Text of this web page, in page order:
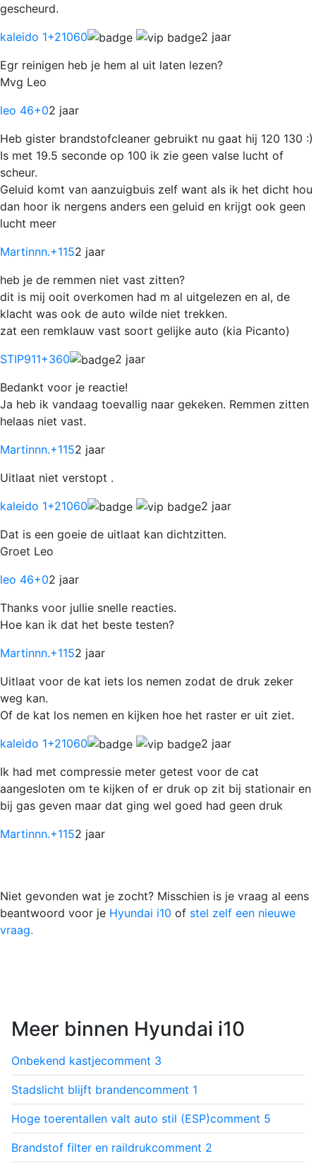
gescheurd.
kaleido 1+21060
2 jaar
Egr reinigen heb je hem al uit laten lezen?
Mvg Leo
leo 46+02 jaar
Heb gister brandstofcleaner gebruikt nu gaat hij 120 130 :)
Is met 19.5 seconde op 100 ik zie geen valse lucht of
scheur.
Geluid komt van aanzuigbuis zelf want als ik het dicht hou
dan hoor ik nergens anders een geluid en krijgt ook geen
lucht meer
Martinnn.+1152 jaar
heb je de remmen niet vast zitten?
dit is mij ooit overkomen had m al uitgelezen en al, de
klacht was ook de auto wilde niet trekken.
zat een remklauw vast soort gelijke auto (kia Picanto)
STIP911+360
2 jaar
Bedankt voor je reactie!
Ja heb ik vandaag toevallig naar gekeken. Remmen zitten
helaas niet vast.
Martinnn.+1152 jaar
Uitlaat niet verstopt .
kaleido 1+21060
2 jaar
Dat is een goeie de uitlaat kan dichtzitten.
Groet Leo
leo 46+02 jaar
Thanks voor jullie snelle reacties.
Hoe kan ik dat het beste testen?
Martinnn.+1152 jaar
Uitlaat voor de kat iets los nemen zodat de druk zeker
weg kan.
Of de kat los nemen en kijken hoe het raster er uit ziet.
kaleido 1+21060
2 jaar
Ik had met compressie meter getest voor de cat
aangesloten om te kijken of er druk op zit bij stationair en
bij gas geven maar dat ging wel goed had geen druk
Martinnn.+1152 jaar
Niet gevonden wat je zocht? Misschien is je vraag al eens
beantwoord voor je Hyundai i10 of stel zelf een nieuwe
vraag.
Meer binnen Hyundai i10
Onbekend kastjecomment 3
Stadslicht blijft brandencomment 1
Hoge toerentallen valt auto stil (ESP)comment 5
Brandstof filter en raildrukcomment 2